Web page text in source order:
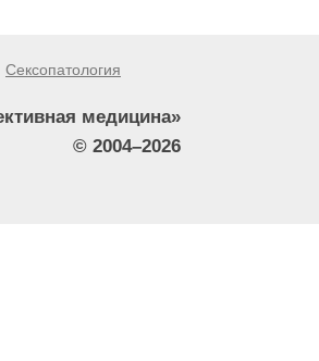
Сексопатология
медицина»
© 2004–2026